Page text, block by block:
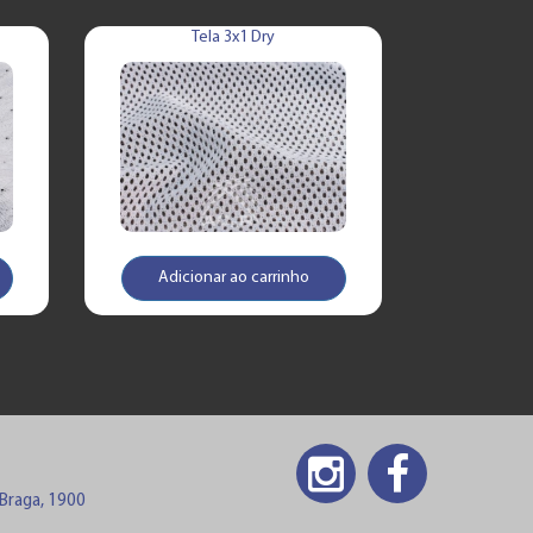
Tela 3x1 Dry
Adicionar ao carrinho
1900